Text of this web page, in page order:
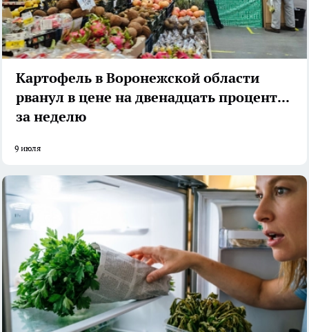
Картофель в Воронежской области
рванул в цене на двенадцать процентов
за неделю
9 июля